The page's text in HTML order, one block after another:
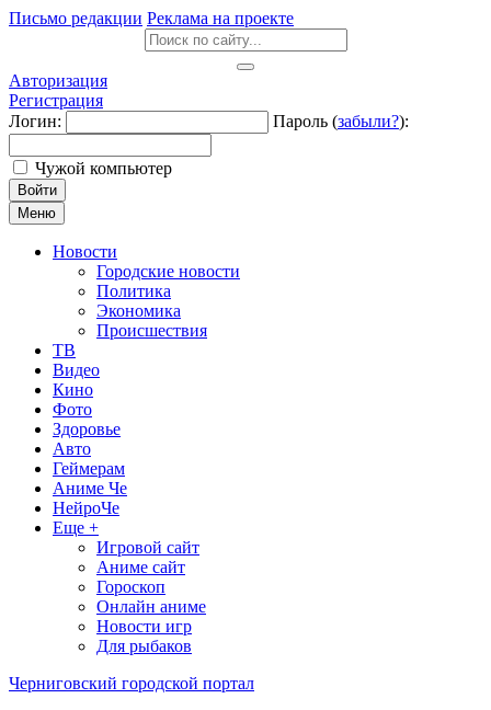
Письмо редакции Реклама на проекте
Авторизация
Регистрация
Логин:
Пароль (забыли?):
Чужой компьютер
Войти
Меню
Новости
Городские новости
Политика
Экономика
Происшествия
ТВ
Видео
Кино
Фото
Здоровье
Авто
Геймерам
Аниме Че
НейроЧе
Еще +
Игровой сайт
Аниме сайт
Гороскоп
Онлайн аниме
Новости игр
Для рыбаков
Черниговский городской портал